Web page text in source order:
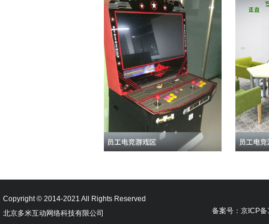
Copyright © 2014-2021 All Rights Reserved
北京多米互动网络科技有限公司
备案号：京ICP